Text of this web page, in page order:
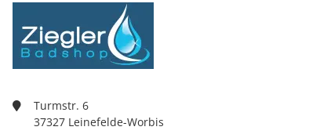
Turmstr. 6
37327 Leinefelde-Worbis